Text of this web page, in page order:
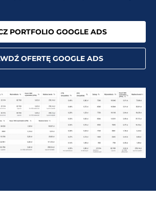
PORTFOLIO GOOGLE ADS
OFERTĘ GOOGLE ADS